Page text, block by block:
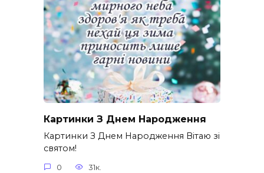
Картинки З Днем Народження
Картинки З Днем Народження Вітаю зі
святом!
0 31к.